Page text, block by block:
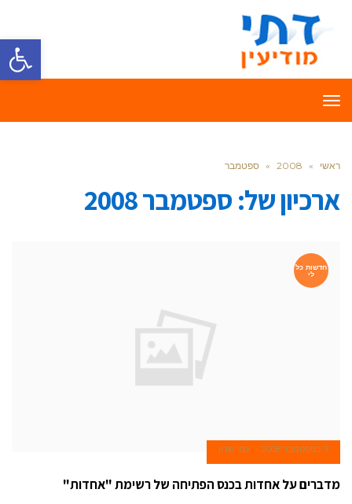
פתח
תפריט
ראשי »
2008
» ספטמבר
ארכיון של:ספטמבר 2008
חדשות כל
לי
9 בספטמבר 2008 עמי שרון
מדברים על אחדות בכנס הפתיחה של רשימת "אחדות"